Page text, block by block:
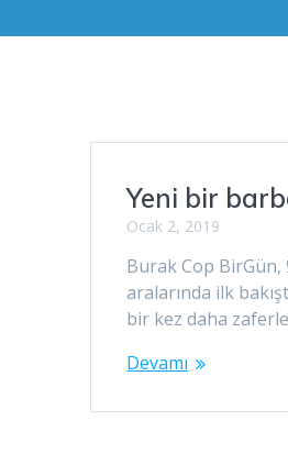
Yeni bir
Ocak 2, 2019
Burak Cop
aralarında ilk
bir kez daha zaferle
Devamı